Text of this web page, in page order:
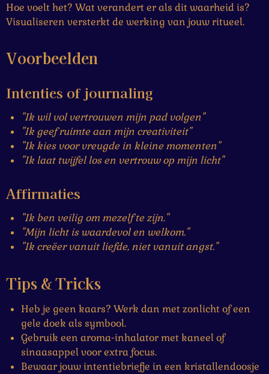
Hoe voelt het? Wat verandert er als dit waarheid is?
Visualiseren versterkt de werking van jouw ritueel.
Voorbeelden
Intenties of journaling
"Ik wil vol vertrouwen mijn pad volgen"
"Ik geef ruimte aan mijn creativiteit"
"Ik kies voor vreugde in kleine momenten"
"Ik laat twijfel los en vertrouw op mijn licht"
Affirmaties
"Ik ben veilig om mezelf te zijn."
"Mijn licht is waardevol en welkom."
"Ik creëer vanuit liefde, niet vanuit angst."
Tips & Tricks
Heb je geen kaars? Werk dan met zonlicht of een
gele doek als symbool.
Gebruik een aroma-inhalator met kaneel of
sinaasappel voor extra focus.
Bewaar jouw intentiebriefje in een kristallendoosje